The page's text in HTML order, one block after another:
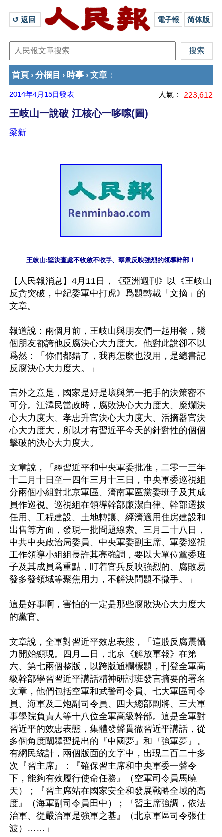
↺ 返回 電子報 简体版
首頁 › 分欄目 › 時事 › 文章 ：
2014年4月15日發表 人氣： 223,612
王岐山一說破 江核心一哆嗦(圖)
梁新
王岐山:堅決查處不收斂不收手、羣衆反映強烈的領導幹部！
【人民報消息】4月11日，《亞洲週刊》以《王岐山
反貪突破，中紀委軍中打虎》爲題轉載「文摘」的
文章。
報道說：兩個月前，王岐山與朋友們一起用餐，幾
個朋友都誇他反腐決心大力度大。他對此說卻不以
爲然：「你們都錯了，我再怎麼也沒用，是總書記
反腐決心大力度大。」
言外之意是，國家是好是壞與第一把手的決策密不
可分。江澤民當政時，腐敗決心大力度大、糜爛決
心大力度大、孝忠升官決心大力度大、活摘器官決
心大力度大，所以才有習近平今天的針對性的個個
擊破的決心大力度大。
文章說，「經習近平和中央軍委批准，二零一三年
十二月十日至一四年三月十三日，中央軍委巡視組
分兩個小組對北京軍區、濟南軍區黨委班子及其成
員作巡視。巡視組在領導幹部廉潔自律、幹部選拔
任用、工程建設、土地轉讓、經濟適用住房建設和
出售等方面，發現一批問題線索。三月二十八日，
中共中央政治局委員、中央軍委副主席、軍委巡視
工作領導小組組長許其亮強調，要以大單位黨委班
子及其成員爲重點，盯着官兵反映強烈的、腐敗易
發多發領域等聚焦用力，不解決問題不撒手。」
這是好事啊，害怕的一定是那些腐敗決心大力度大
的黨官。
文章說，全軍對習近平效忠表態，「這股反腐震懾
力開始顯現。四月二日，北京《解放軍報》在第
六、第七兩個整版，以跨版通欄標題，刊登全軍高
級幹部學習習近平講話精神研討班發言摘要的署名
文章，他們包括空軍和武警司令員、七大軍區司令
員、海軍及二炮副司令員、四大總部副將、三大軍
事學院負責人等十八位全軍高級幹部。這是全軍對
習近平的效忠表態，集體發聲貫徹習近平講話，從
多個角度闡釋習提出的『中國夢』和『強軍夢』。
有網民統計，兩個版面的文字中，出現二百二十多
次『習主席』：『確保習主席和中央軍委一聲令
下，能夠有效履行使命任務』（空軍司令員馬曉
天）；『習主席站在國家安全和發展戰略全域的高
度』（海軍副司令員田中）；『習主席強調，依法
治軍、從嚴治軍是強軍之基』（北京軍區司令張仕
波）……」